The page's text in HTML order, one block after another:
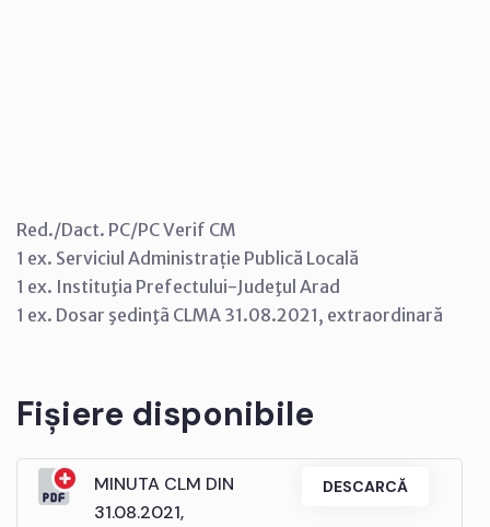
Red./Dact. PC/PC Verif CM
1 ex. Serviciul Administrație Publică Locală
1 ex. Instituţia Prefectului-Judeţul Arad
1 ex. Dosar şedinţã CLMA 31.08.2021, extraordinară
Fișiere disponibile
MINUTA CLM DIN
31.08.2021,
DESCARCĂ